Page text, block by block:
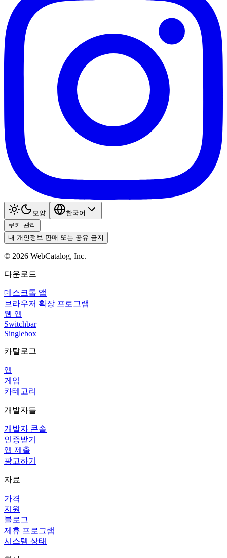
모양
한국어
쿠키 관리
내 개인정보 판매 또는 공유 금지
© 2026 WebCatalog, Inc.
다운로드
데스크톱 앱
브라우저 확장 프로그램
웹 앱
Switchbar
Singlebox
카탈로그
앱
게임
카테고리
개발자들
개발자 콘솔
인증받기
앱 제출
광고하기
자료
가격
지원
블로그
제휴 프로그램
시스템 상태